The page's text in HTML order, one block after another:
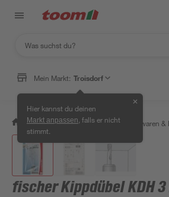
Mein Markt: Troisdorf
Hier kannst du deinen
Markt anpassen , falls er nicht
stimmt.
✕
/ Werkstatt & Maschinen / Eisenwaren
fischer Kippdübel KDH